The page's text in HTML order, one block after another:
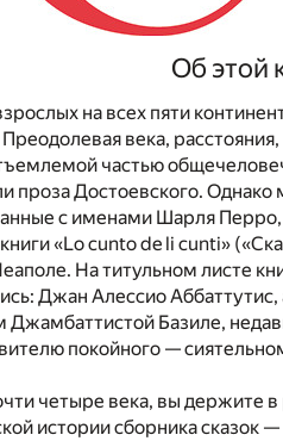
Об этой
на всех пяти
века,
частью
проза Достоевского. Однако
с именами Шарля
«Lo cunto de li cunti»
На титульном листе
Джан Алессио Аббаттутис,
Джамбаттистой Базиле,
покойного —
четыре века, вы держите
истории сборника сказок